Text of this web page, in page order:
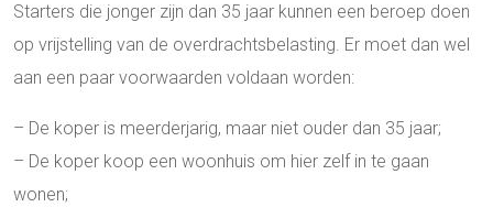
Starters die jonger zijn dan 35 jaar kunnen een beroep doen
op vrijstelling van de overdrachtsbelasting. Er moet dan wel
aan een paar voorwaarden voldaan worden:
– De koper is meerderjarig, maar niet ouder dan 35 jaar;
– De koper koop een woonhuis om hier zelf in te gaan
wonen;